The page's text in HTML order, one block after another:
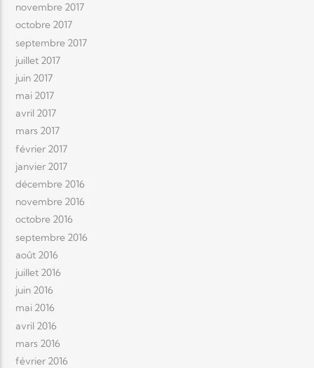
novembre 2017
octobre 2017
septembre 2017
juillet 2017
juin 2017
mai 2017
avril 2017
mars 2017
février 2017
janvier 2017
décembre 2016
novembre 2016
octobre 2016
septembre 2016
août 2016
juillet 2016
juin 2016
mai 2016
avril 2016
mars 2016
février 2016